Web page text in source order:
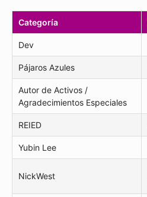
Categoría
Dev
Pájaros Azules
Autor de Activos /
Agradecimientos Especiales
REIED
Yubin Lee
NickWest